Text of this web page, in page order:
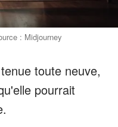
: Midjourney
toute neuve,
pourrait